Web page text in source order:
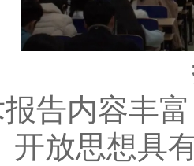
告内容丰
开放思想具